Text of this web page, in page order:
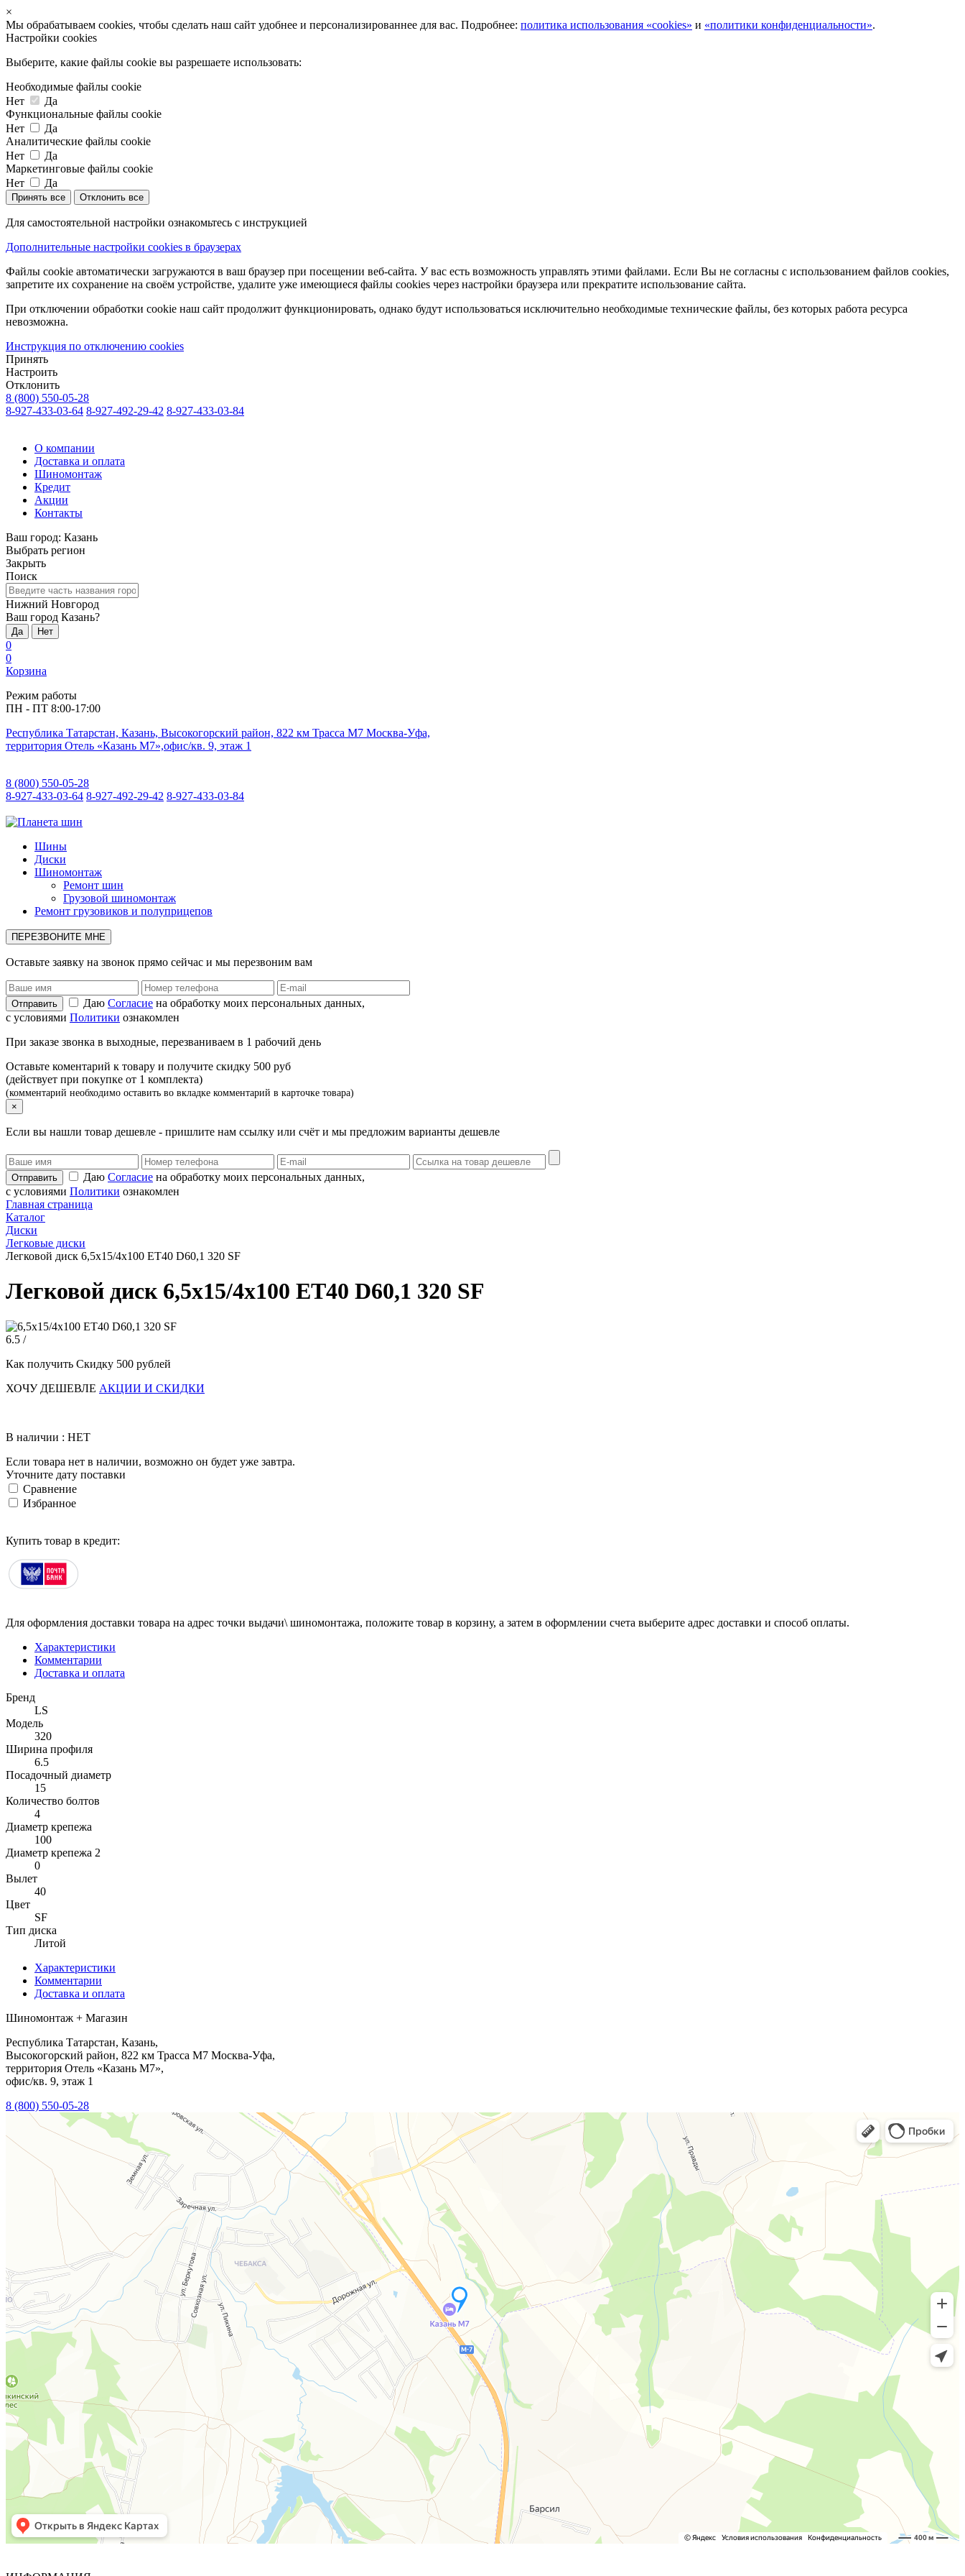
×
Мы обрабатываем cookies, чтобы сделать наш сайт удобнее и персонализированнее для вас. Подробнее: политика использования «cookies» и «политики конфиденциальности».
Настройки cookies
Выберите, какие файлы cookie вы разрешаете использовать:
Необходимые файлы cookie
Нет
Да
Функциональные файлы cookie
Нет
Да
Аналитические файлы cookie
Нет
Да
Маркетинговые файлы cookie
Нет
Да
Принять все Отклонить все
Для самостоятельной настройки ознакомьтесь с инструкцией
Дополнительные настройки cookies в браузерах
Файлы cookie автоматически загружаются в ваш браузер при посещении веб-сайта. У вас есть возможность управлять этими файлами. Если Вы не согласны с использованием файлов cookies,
запретите их сохранение на своём устройстве, удалите уже имеющиеся файлы cookies через настройки браузера или прекратите использование сайта.
При отключении обработки cookie наш сайт продолжит функционировать, однако будут использоваться исключительно необходимые технические файлы, без которых работа ресурса
невозможна.
Инструкция по отключению cookies
Принять
Настроить
Отклонить
8 (800) 550-05-28
8-927-433-03-64 8-927-492-29-42 8-927-433-03-84
О компании
Доставка и оплата
Шиномонтаж
Кредит
Акции
Контакты
Ваш город: Казань
Выбрать регион
Закрыть
Поиск
Нижний Новгород
Ваш город Казань?
Да Нет
0
0
Корзина
Режим работы
ПН - ПТ 8:00-17:00
Республика Татарстан, Казань, Высокогорский район, 822 км Трасса М7 Москва-Уфа,
территория Отель «Казань М7»,офис/кв. 9, этаж 1
8 (800) 550-05-28
8-927-433-03-64 8-927-492-29-42 8-927-433-03-84
Шины
Диски
Шиномонтаж
Ремонт шин
Грузовой шиномонтаж
Ремонт грузовиков и полуприцепов
ПЕРЕЗВОНИТЕ МНЕ
Оставьте заявку на звонок прямо сейчас и мы перезвоним вам
Даю Согласие на обработку моих персональных данных,
с условиями Политики ознакомлен
При заказе звонка в выходные, перезваниваем в 1 рабочий день
Оставьте коментарий к товару и получите скидку 500 руб
(действует при покупке от 1 комплекта)
(комментарий необходимо оставить во вкладке комментарий в карточке товара)
×
Если вы нашли товар дешевле - пришлите нам ссылку или счёт и мы предложим варианты дешевле
Даю Согласие на обработку моих персональных данных,
с условиями Политики ознакомлен
Главная страница
Каталог
Диски
Легковые диски
Легковой диск 6,5x15/4x100 ET40 D60,1 320 SF
Легковой диск 6,5x15/4x100 ET40 D60,1 320 SF
6.5 /
Как получить Скидку 500 рублей
ХОЧУ ДЕШЕВЛЕ АКЦИИ И СКИДКИ
В наличии : НЕТ
Если товара нет в наличии, возможно он будет уже завтра.
Уточните дату поставки
Сравнение
Избранное
Купить товар в кредит:
Для оформления доставки товара на адрес точки выдачи\ шиномонтажа, положите товар в корзину, а затем в оформлении счета выберите адрес доставки и способ оплаты.
Характеристики
Комментарии
Доставка и оплата
Бренд
LS
Модель
320
Ширина профиля
6.5
Посадочный диаметр
15
Количество болтов
4
Диаметр крепежа
100
Диаметр крепежа 2
0
Вылет
40
Цвет
SF
Тип диска
Литой
Характеристики
Комментарии
Доставка и оплата
Шиномонтаж + Магазин
Республика Татарстан, Казань,
Высокогорский район, 822 км Трасса М7 Москва-Уфа,
территория Отель «Казань М7»,
офис/кв. 9, этаж 1
8 (800) 550-05-28